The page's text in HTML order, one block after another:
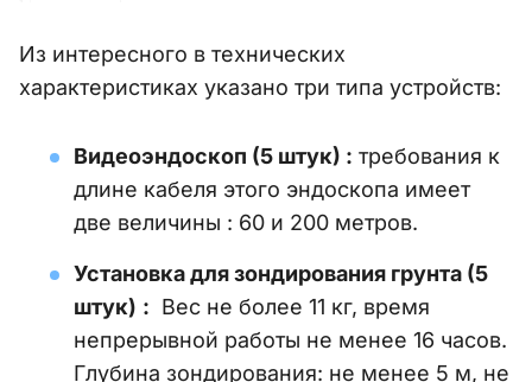
Из интересного в технических
характеристиках указано три типа устройств:
Видеоэндоскоп (5 штук) : требования к
длине кабеля этого эндоскопа имеет
две величины : 60 и 200 метров.
Установка для зондирования грунта (5
штук) : Вес не более 11 кг, время
непрерывной работы не менее 16 часов.
Глубина зондирования: не менее 5 м, не